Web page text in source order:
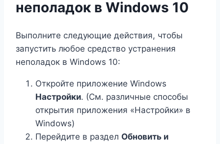
неполадок в Windows 10
Выполните следующие действия, чтобы
запустить любое средство устранения
неполадок в Windows 10:
Откройте приложение Windows
Настройки. (См. различные способы
открытия приложения «Настройки» в
Windows)
Перейдите в раздел Обновить и